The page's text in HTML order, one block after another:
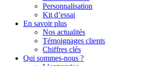
Personnalisation
Kit d’essai
En savoir plus
Nos actualités
Témoignages clients
Chiffres clés
Qui sommes-nous ?